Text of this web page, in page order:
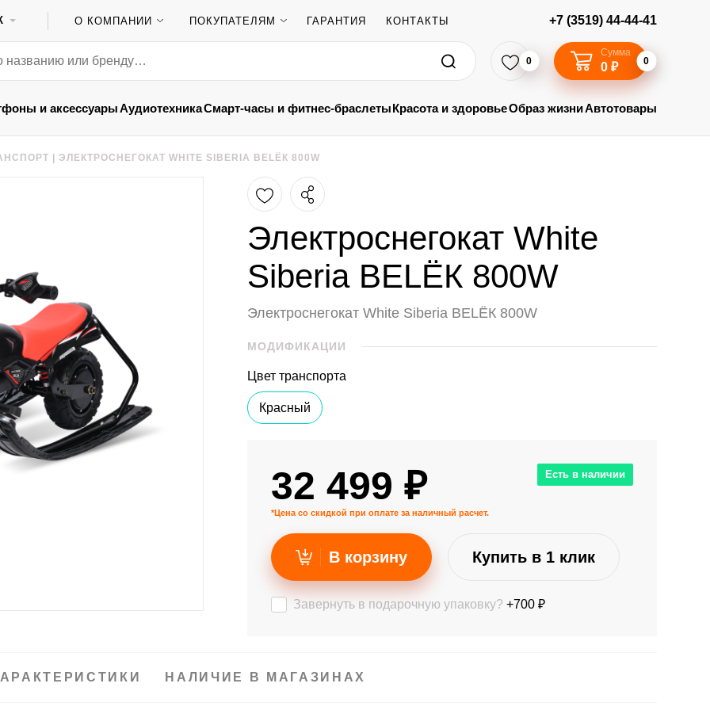
О КОМПАНИИ ПОКУПАТЕЛЯМ ГАРАНТИЯ КОНТАКТЫ +7 (3519) 44-44-41
0
Сумма
0 ₽ 0
и аксессуарыАудиотехникаСмарт-часы и фитнес-браслетыКрасота и здоровьеОбраз жизниАвтотовары
ЭЛЕКТРОСНЕГОКАТ WHITE SIBERIA BELЁК 800W
Электроснегокат White
Siberia BELЁК 800W
Электроснегокат White Siberia BELЁК 800W
МОДИФИКАЦИИ
Цвет транспорта
Красный
32 499 ₽
*Цена со скидкой при оплате за наличный расчет.
Есть в наличии
В корзину Купить в 1 клик
Завернуть в подарочную упаковку? +700 ₽
НАЛИЧИЕ В МАГАЗИНАХ